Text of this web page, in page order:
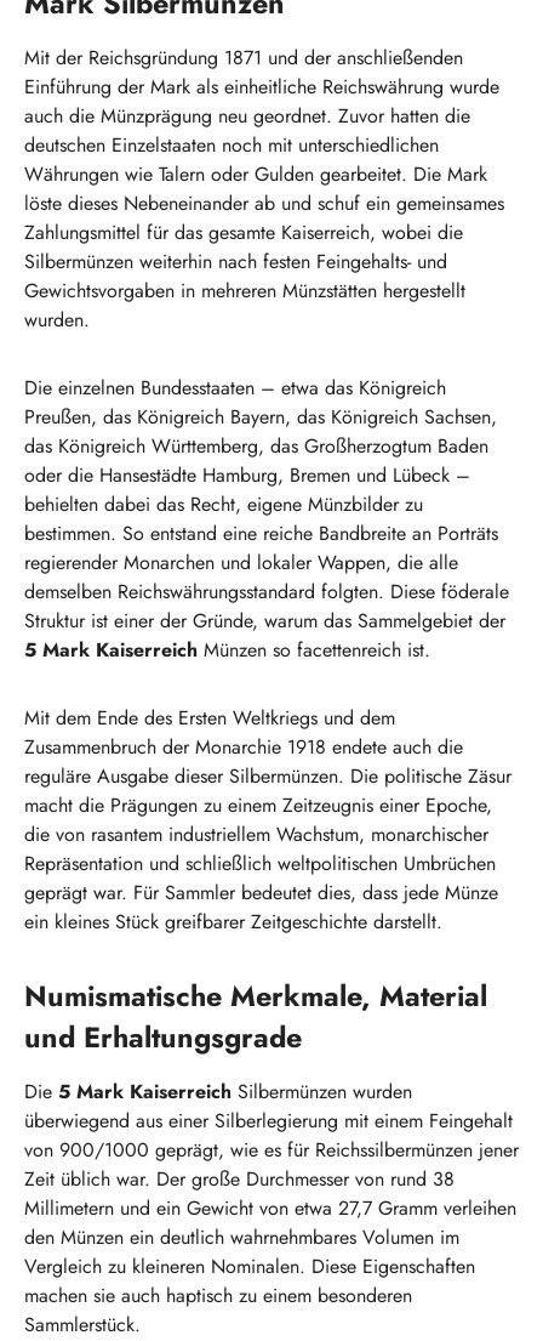
Mit der Reichsgründung 1871 und der anschließenden
Einführung der Mark als einheitliche Reichswährung wurde
auch die Münzprägung neu geordnet. Zuvor hatten die
deutschen Einzelstaaten noch mit unterschiedlichen
Währungen wie Talern oder Gulden gearbeitet. Die Mark
löste dieses Nebeneinander ab und schuf ein gemeinsames
Zahlungsmittel für das gesamte Kaiserreich, wobei die
Silbermünzen weiterhin nach festen Feingehalts- und
Gewichtsvorgaben in mehreren Münzstätten hergestellt
wurden.
Die einzelnen Bundesstaaten – etwa das Königreich
Preußen, das Königreich Bayern, das Königreich Sachsen,
das Königreich Württemberg, das Großherzogtum Baden
oder die Hansestädte Hamburg, Bremen und Lübeck –
behielten dabei das Recht, eigene Münzbilder zu
bestimmen. So entstand eine reiche Bandbreite an Porträts
regierender Monarchen und lokaler Wappen, die alle
demselben Reichswährungsstandard folgten. Diese föderale
Struktur ist einer der Gründe, warum das Sammelgebiet der
5 Mark Kaiserreich Münzen so facettenreich ist.
Mit dem Ende des Ersten Weltkriegs und dem
Zusammenbruch der Monarchie 1918 endete auch die
reguläre Ausgabe dieser Silbermünzen. Die politische Zäsur
macht die Prägungen zu einem Zeitzeugnis einer Epoche,
die von rasantem industriellem Wachstum, monarchischer
Repräsentation und schließlich weltpolitischen Umbrüchen
geprägt war. Für Sammler bedeutet dies, dass jede Münze
ein kleines Stück greifbarer Zeitgeschichte darstellt.
Numismatische Merkmale, Material
und Erhaltungsgrade
Die 5 Mark Kaiserreich Silbermünzen wurden
überwiegend aus einer Silberlegierung mit einem Feingehalt
von 900/1000 geprägt, wie es für Reichssilbermünzen jener
Zeit üblich war. Der große Durchmesser von rund 38
Millimetern und ein Gewicht von etwa 27,7 Gramm verleihen
den Münzen ein deutlich wahrnehmbares Volumen im
Vergleich zu kleineren Nominalen. Diese Eigenschaften
machen sie auch haptisch zu einem besonderen
Sammlerstück.